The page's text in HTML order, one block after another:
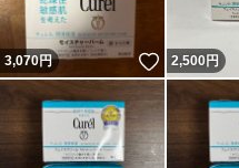
3,070円 いいね！
2,500円